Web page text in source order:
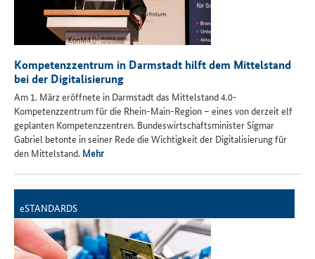
Kompetenzzentrum in Darmstadt hilft dem Mittelstand
bei der Digitalisierung
Am 1. März eröffnete in Darmstadt das Mittelstand 4.0-
Kompetenzzentrum für die Rhein-Main-Region – eines von derzeit elf
geplanten Kompetenzzentren. Bundeswirtschaftsminister Sigmar
Gabriel betonte in seiner Rede die Wichtigkeit der Digitalisierung für
den Mittelstand. Mehr
eSTANDARDS